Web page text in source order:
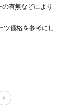
有無などにより
ツ価格を参考にし